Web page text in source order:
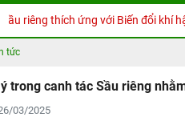
thích ứng với Biến đổi khí hậu
tức
trong canh tác Sầu riêng
03/2025